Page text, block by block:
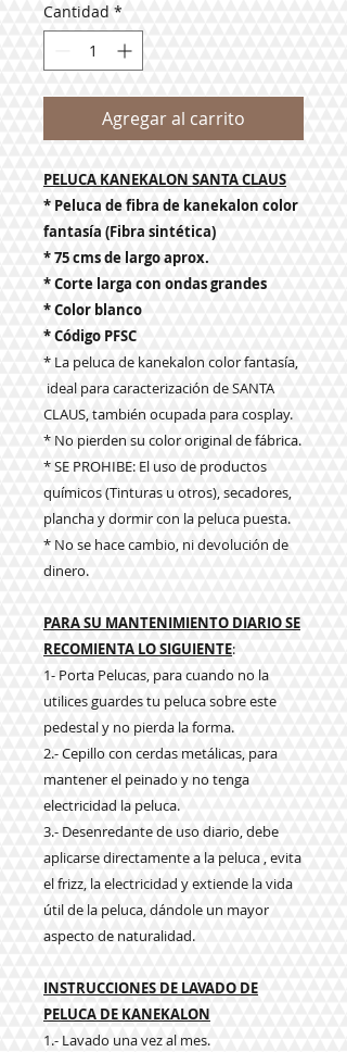
Cantidad *
Agregar al carrito
PELUCA KANEKALON SANTA CLAUS
* Peluca de fibra de kanekalon color
fantasía (Fibra sintética)
* 75 cms de largo aprox.
* Corte larga con ondas grandes
* Color blanco
* Código PFSC
* La peluca de kanekalon color fantasía,
ideal para caracterización de SANTA
CLAUS, también ocupada para cosplay.
* No pierden su color original de fábrica.
* SE PROHIBE: El uso de productos
químicos (Tinturas u otros), secadores,
plancha y dormir con la peluca puesta.
* No se hace cambio, ni devolución de
dinero.
PARA SU MANTENIMIENTO DIARIO SE
RECOMIENTA LO SIGUIENTE:
1- Porta Pelucas, para cuando no la
utilices guardes tu peluca sobre este
pedestal y no pierda la forma.
2.- Cepillo con cerdas metálicas, para
mantener el peinado y no tenga
electricidad la peluca.
3.- Desenredante de uso diario, debe
aplicarse directamente a la peluca , evita
el frizz, la electricidad y extiende la vida
útil de la peluca, dándole un mayor
aspecto de naturalidad.
INSTRUCCIONES DE LAVADO DE
PELUCA DE KANEKALON
1.- Lavado una vez al mes.